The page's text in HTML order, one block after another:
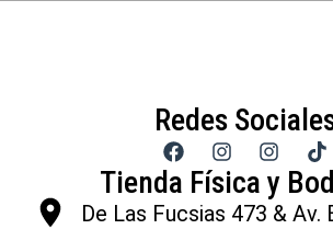
Redes
Tienda Física y
De Las Fucsias 473 & Av.